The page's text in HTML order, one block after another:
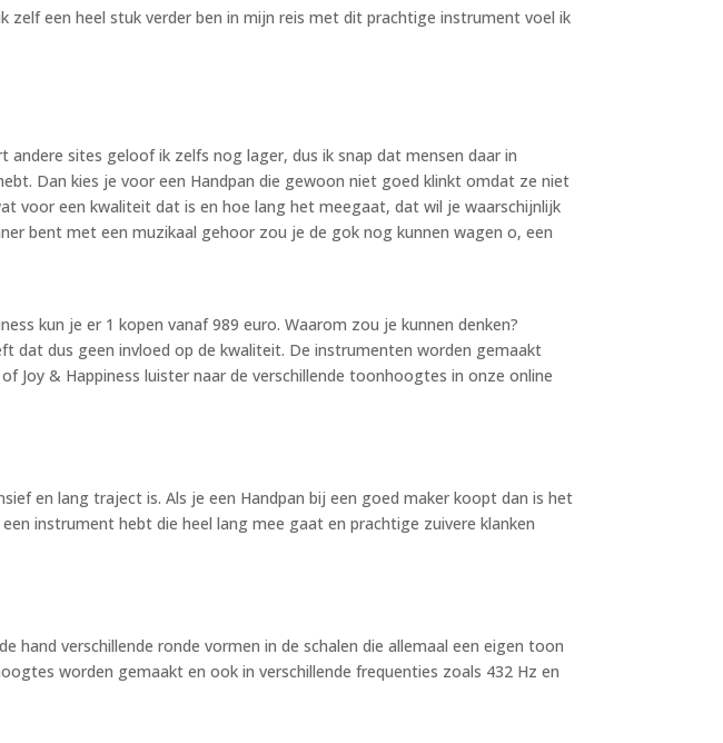
een heel stuk verder ben in mijn reis met dit prachtige instrument voel ik
sites geloof ik zelfs nog lager, dus ik snap dat mensen daar in
Dan kies je voor een Handpan die gewoon niet goed klinkt omdat ze niet
voor een kwaliteit dat is en hoe lang het meegaat, dat wil je waarschijnlijk
bent met een muzikaal gehoor zou je de gok nog kunnen wagen o, een
kun je er 1 kopen vanaf 989 euro. Waarom zou je kunnen denken?
dat dus geen invloed op de kwaliteit. De instrumenten worden gemaakt
Joy & Happiness luister naar de verschillende toonhoogtes in onze online
en lang traject is. Als je een Handpan bij een goed maker koopt dan is het
instrument hebt die heel lang mee gaat en prachtige zuivere klanken
verschillende ronde vormen in de schalen die allemaal een eigen toon
worden gemaakt en ook in verschillende frequenties zoals 432 Hz en